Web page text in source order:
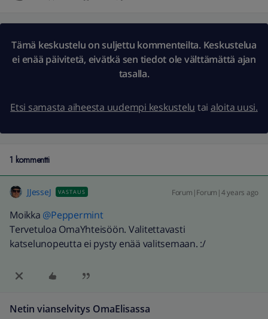
Tämä keskustelu on suljettu kommenteilta. Keskustelua
ei enää päivitetä, eivätkä sen tiedot ole välttämättä ajan
tasalla.
Etsi samasta aiheesta uudempi keskustelu tai aloita uusi.
1 kommentti
JJesseJ VASTAUS Forum|Forum|4 years ago
Moikka @Peppermint
Tervetuloa OmaYhteisöön. Valitettavasti
katselunopeutta ei pysty enää valitsemaan. :/
Netin vianselvitys OmaElisassa